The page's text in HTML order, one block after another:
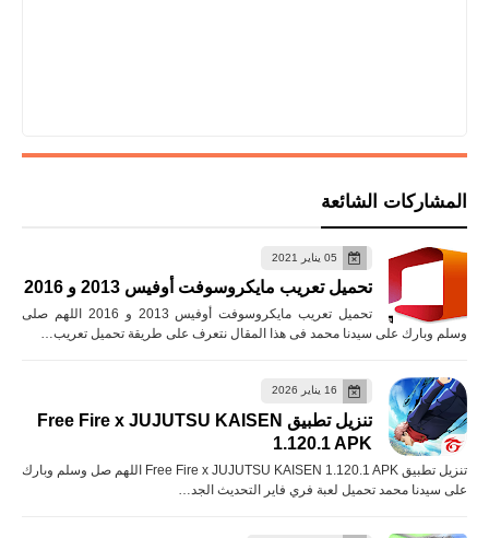
المشاركات الشائعة
05 يناير 2021
تحميل تعريب مايكروسوفت أوفيس 2013 و 2016
تحميل تعريب مايكروسوفت أوفيس 2013 و 2016 اللهم صلى
وسلم وبارك على سيدنا محمد فى هذا المقال نتعرف على طريقة تحميل تعريب…
16 يناير 2026
تنزيل تطبيق Free Fire x JUJUTSU KAISEN
1.120.1 APK
تنزيل تطبيق Free Fire x JUJUTSU KAISEN 1.120.1 APK اللهم صل وسلم وبارك
على سيدنا محمد تحميل لعبة فري فاير التحديث الجد…